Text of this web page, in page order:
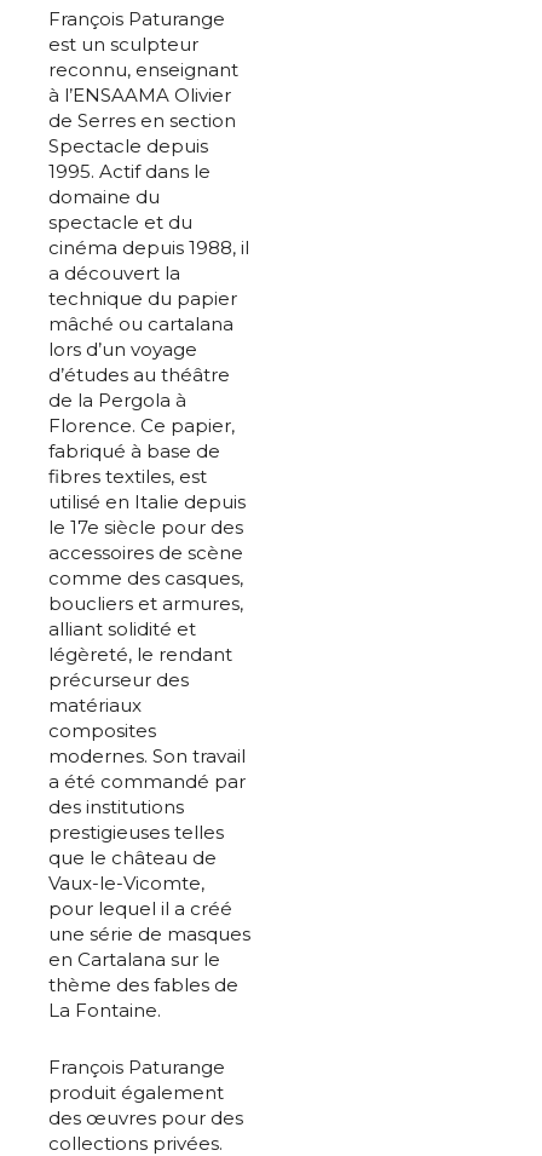
François Paturange
est un sculpteur
reconnu, enseignant
à l’ENSAAMA Olivier
de Serres en section
Spectacle depuis
1995. Actif dans le
domaine du
spectacle et du
cinéma depuis 1988, il
a découvert la
technique du papier
mâché ou cartalana
lors d’un voyage
d’études au théâtre
de la Pergola à
Florence. Ce papier,
fabriqué à base de
fibres textiles, est
utilisé en Italie depuis
le 17e siècle pour des
accessoires de scène
comme des casques,
boucliers et armures,
alliant solidité et
légèreté, le rendant
précurseur des
matériaux
composites
modernes. Son travail
a été commandé par
des institutions
prestigieuses telles
que le château de
Vaux-le-Vicomte,
pour lequel il a créé
une série de masques
en Cartalana sur le
thème des fables de
La Fontaine.
François Paturange
produit également
des œuvres pour des
collections privées.